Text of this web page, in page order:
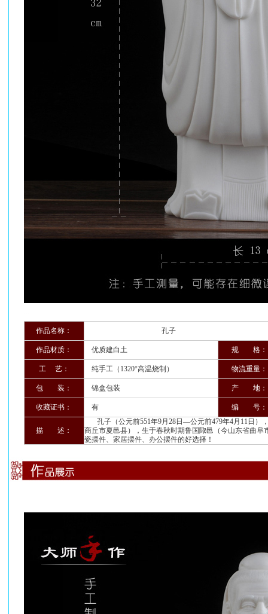
作品名称： 孔子
作品材质： 优质建白土 规 格：
工 艺： 纯手工（1320°高温烧制） 物流重量：
包 装： 锦盒包装 产 地：
收藏证书： 有 编 号：
描 述：
孔子（公元前551年9月28日―公元前479年4月11日）
商丘市夏邑县），生于春秋时期鲁国陬邑（今山东省曲
瓷摆件、家居摆件、办公摆件的好选择！